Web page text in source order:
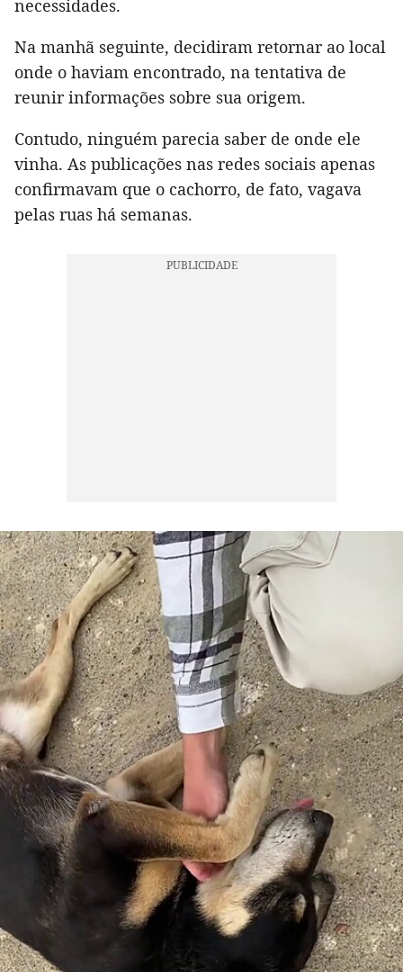
necessidades.
Na manhã seguinte, decidiram retornar ao local
onde o haviam encontrado, na tentativa de
reunir informações sobre sua origem.
Contudo, ninguém parecia saber de onde ele
vinha. As publicações nas redes sociais apenas
confirmavam que o cachorro, de fato, vagava
pelas ruas há semanas.